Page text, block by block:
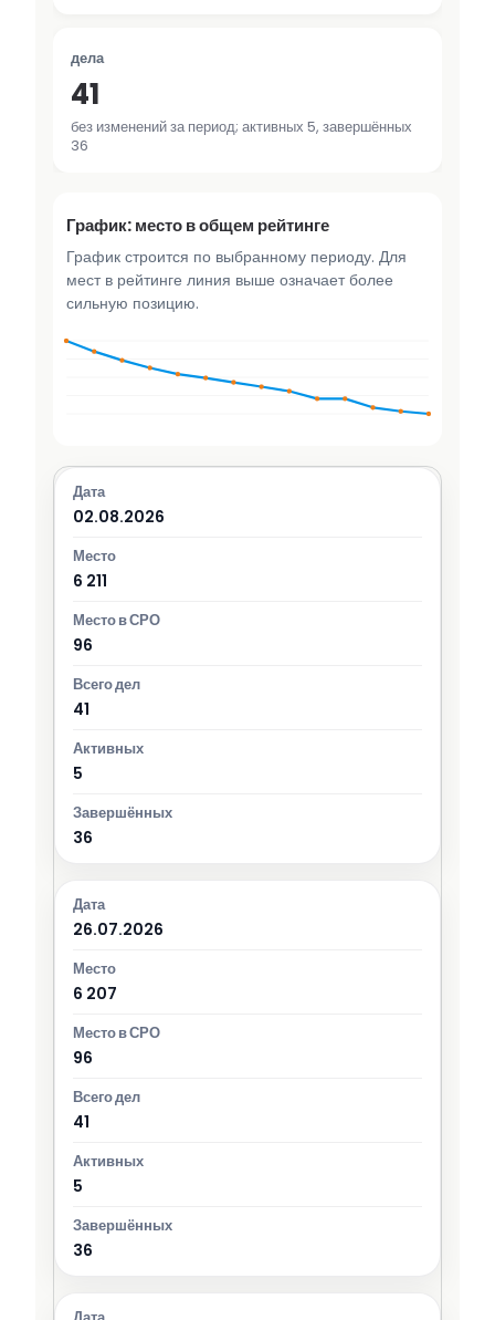
дела
41
без изменений за период; активных 5, завершённых
36
График: место в общем рейтинге
График строится по выбранному периоду. Для
мест в рейтинге линия выше означает более
сильную позицию.
02.08.2026
6 211
96
41
5
36
26.07.2026
6 207
96
41
5
36